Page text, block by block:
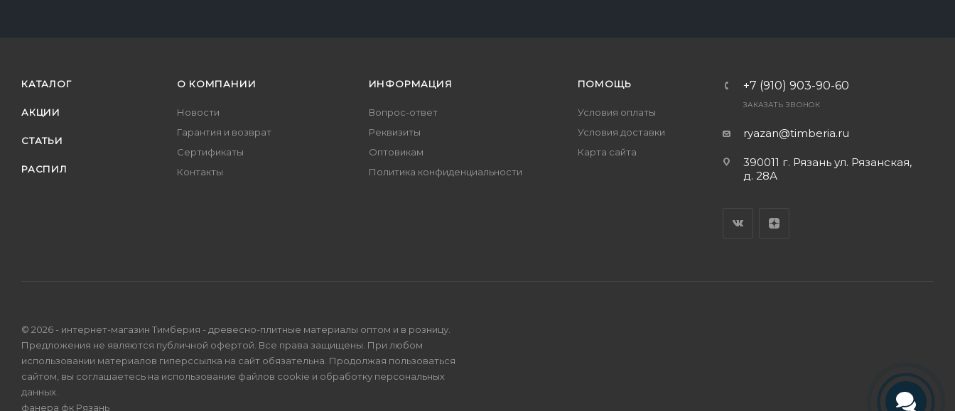
КАТАЛОГ
АКЦИИ
СТАТЬИ
РАСПИЛ
О КОМПАНИИ
Новости
Гарантия и возврат
Сертификаты
Контакты
ИНФОРМАЦИЯ
Вопрос-ответ
Реквизиты
Оптовикам
Политика конфиденциальности
ПОМОЩЬ
Условия оплаты
Условия доставки
Карта сайта
+7 (910) 903-90-60
ЗАКАЗАТЬ ЗВОНОК
ryazan@timberia.ru
390011 г. Рязань ул. Рязанская,
д. 28А
© 2026 - интернет-магазин Тимберия - древесно-плитные материалы оптом и в розницу.
Предложения не являются публичной офертой. Все права защищены. При любом
использовании материалов гиперссылка на сайт обязательна. Продолжая пользоваться
сайтом, вы соглашаетесь на использование файлов cookie и обработку персональных
данных
фанера фк Рязань